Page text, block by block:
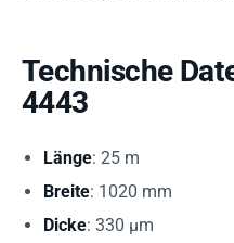
Technische
4443
Länge: 25 m
Breite: 1020 mm
Dicke: 330 µm